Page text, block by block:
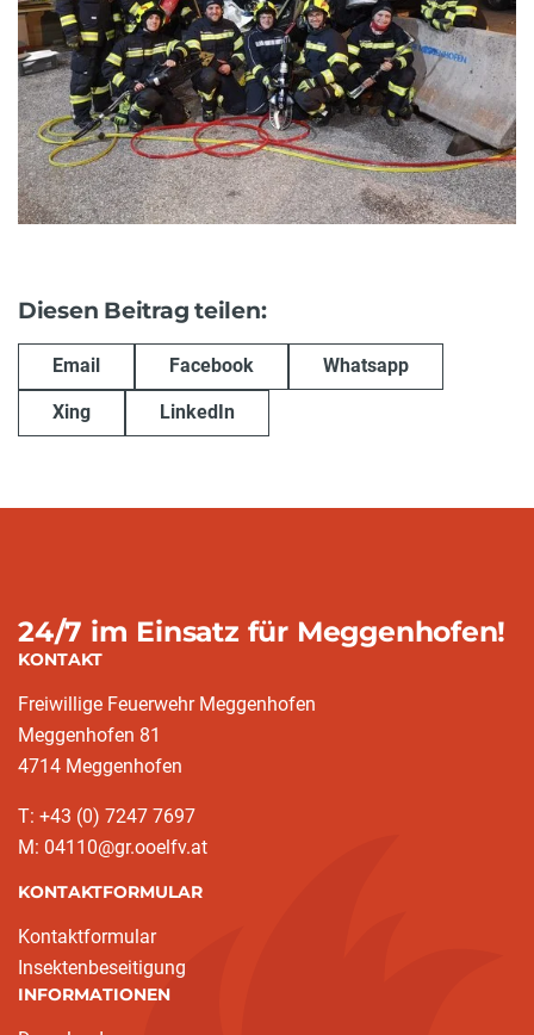
Diesen Beitrag teilen:
Email Facebook Whatsapp
Xing LinkedIn
24/7 im Einsatz für Meggenhofen!
KONTAKT
Freiwillige Feuerwehr Meggenhofen
Meggenhofen 81
4714 Meggenhofen
T: +43 (0) 7247 7697
M: 04110@gr.ooelfv.at
KONTAKTFORMULAR
Kontaktformular
Insektenbeseitigung
INFORMATIONEN